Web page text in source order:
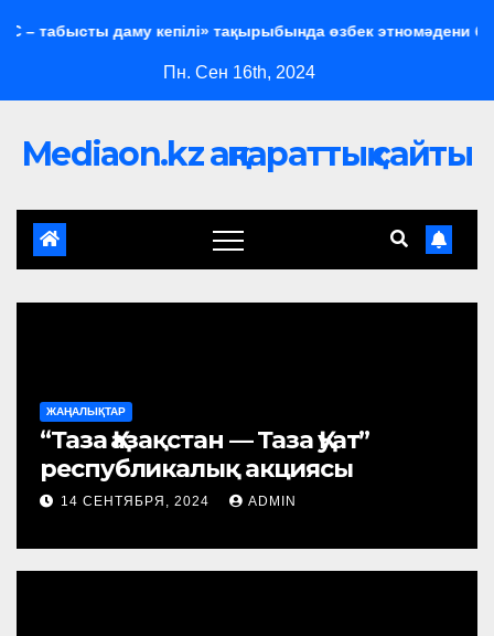
даму кепілі» тақырыбында өзбек этномәдени бірлестігі
Пн. Сен 16th, 2024
Mediaon.kz ақпараттық сайты
ЖАҢАЛЫҚТАР
“Таза Қазақстан — Таза Қуат”
республикалық акциясы
14 СЕНТЯБРЯ, 2024 ADMIN